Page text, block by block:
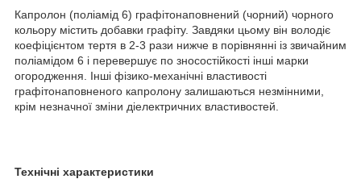
Капролон (поліамід 6) графітонаповнений (чорний) чорного
кольору містить добавки графіту. Завдяки цьому він володіє
коефіцієнтом тертя в 2-3 рази нижче в порівнянні із звичайним
поліамідом 6 і перевершує по зносостійкості інші марки
огородження. Інші фізико-механічні властивості
графітонаповненого капролону залишаються незмінними,
крім незначної зміни діелектричних властивостей.
Технічні характеристики